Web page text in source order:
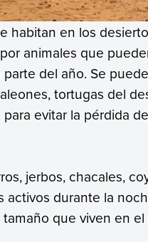
habitan en los
animales que
del año. Se
tortugas del
evitar la pérdida
jerbos, chacales,
durante la
que viven en